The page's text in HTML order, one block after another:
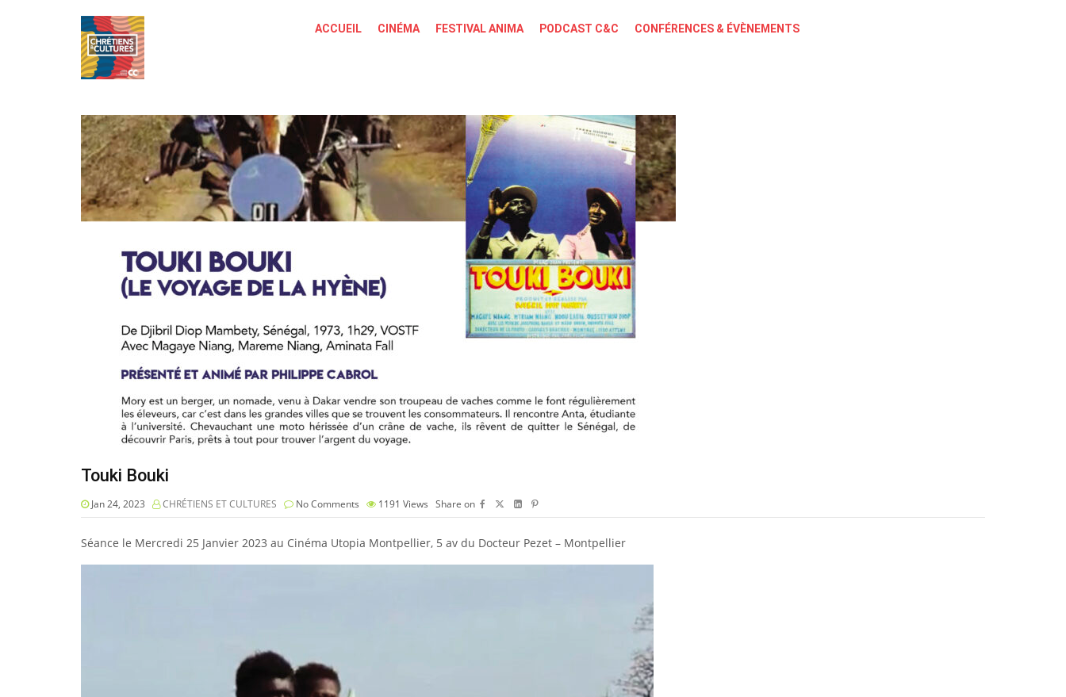
ACCUEIL CINÉMA FESTIVAL ANIMA PODCAST C&C CONFÉRENCES & ÉVÈNEMENTS
Touki Bouki
Jan 24, 2023 CHRÉTIENS ET CULTURES No Comments 1191 Views Share on
Séance le Mercredi 25 Janvier 2023 au Cinéma Utopia Montpellier, 5 av du Docteur Pezet – Montpellier